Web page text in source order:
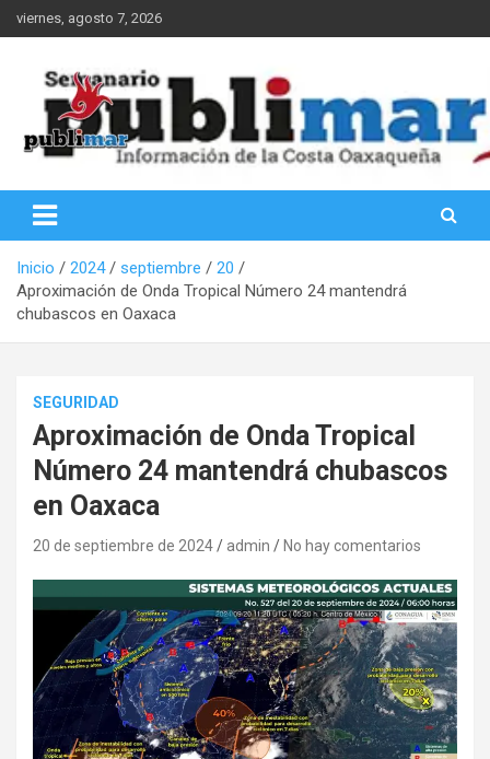
Saltar
al
viernes, agosto 7, 2026
PubliMar
Inicio 2024 septiembre
20
Aproximación de Onda Tropical Número 24 mantendrá
chubascos en Oaxaca
SEGURIDAD
Aproximación de Onda Tropical
Número 24 mantendrá chubascos
en Oaxaca
20 de septiembre de 2024 admin No hay comentarios